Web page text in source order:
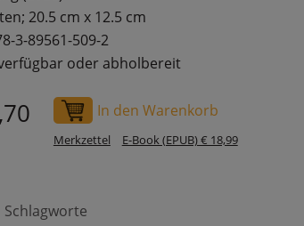
20.5 cm x 12.5 cm
3-89561-509-2
oder abholbereit
In den Warenkorb
Merkzettel E-Book (EPUB) € 18,99
Schlagworte